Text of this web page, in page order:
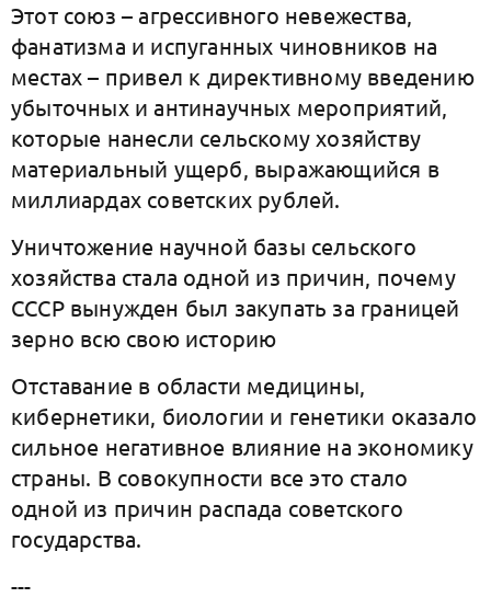
Этот союз – агрессивного невежества,
фанатизма и испуганных чиновников на
местах – привел к директивному введению
убыточных и антинаучных мероприятий,
которые нанесли сельскому хозяйству
материальный ущерб, выражающийся в
миллиардах советских рублей.
Уничтожение научной базы сельского
хозяйства стала одной из причин, почему
СССР вынужден был закупать за границей
зерно всю свою историю
Отставание в области медицины,
кибернетики, биологии и генетики оказало
сильное негативное влияние на экономику
страны. В совокупности все это стало
одной из причин распада советского
государства.
---